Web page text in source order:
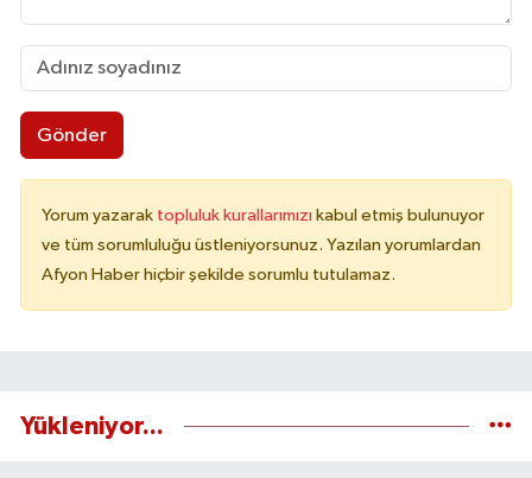
Gönder
Yorum yazarak topluluk kurallarımızı kabul etmiş bulunuyor
ve tüm sorumluluğu üstleniyorsunuz. Yazılan yorumlardan
Afyon Haber hiçbir şekilde sorumlu tutulamaz.
Yükleniyor...